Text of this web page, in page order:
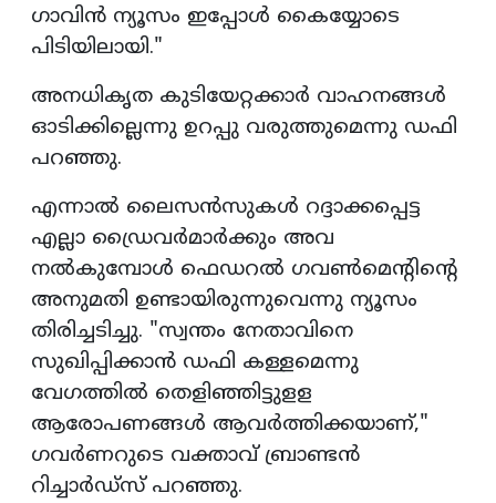
ഗാവിൻ ന്യൂസം ഇപ്പോൾ കൈയ്യോടെ
പിടിയിലായി."
അനധികൃത കുടിയേറ്റക്കാർ വാഹനങ്ങൾ
ഓടിക്കില്ലെന്നു ഉറപ്പു വരുത്തുമെന്നു ഡഫി
പറഞ്ഞു.
എന്നാൽ ലൈസൻസുകൾ റദ്ദാക്കപ്പെട്ട
എല്ലാ ഡ്രൈവർമാർക്കും അവ
നൽകുമ്പോൾ ഫെഡറൽ ഗവൺമെന്റിന്റെ
അനുമതി ഉണ്ടായിരുന്നുവെന്നു ന്യൂസം
തിരിച്ചടിച്ചു. "സ്വന്തം നേതാവിനെ
സുഖിപ്പിക്കാൻ ഡഫി കള്ളമെന്നു
വേഗത്തിൽ തെളിഞ്ഞിട്ടുളള
ആരോപണങ്ങൾ ആവർത്തിക്കയാണ്,"
ഗവർണറുടെ വക്താവ് ബ്രാണ്ടൻ
റിച്ചാർഡ്‌സ് പറഞ്ഞു.